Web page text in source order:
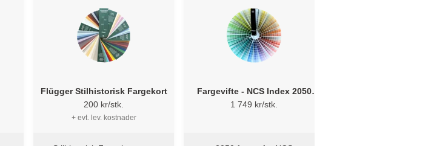
Flügger Stilhistorisk Fargekort
200 kr/stk.
+ evt. lev. kostnader
Fargevifte - NCS Index 2050
Fandeck
1 749 kr/stk.